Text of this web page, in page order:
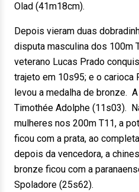
Olad (41m18cm).
Depois vieram duas
disputa masculina dos 100m
veterano Lucas Prado
trajeto em 10s95; e o carioca
levou a medalha de bronze.
Timothée Adolphe (11s03).
mulheres nos 200m T11, a
ficou com a prata, ao
depois da vencedora, a
bronze ficou com a
Spoladore (25s62).